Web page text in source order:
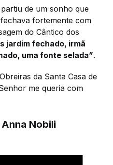
de um sonho que
fortemente com
do Cântico dos
jardim fechado, irmã
uma fonte selada”.
da Santa Casa de
me queria com
Nobili